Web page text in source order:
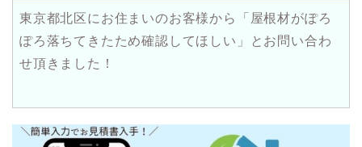
東京都北区にお住まいのお客様から「屋根材がぽろ
ぽろ落ちてきたため確認してほしい」とお問い合わ
せ頂きました！